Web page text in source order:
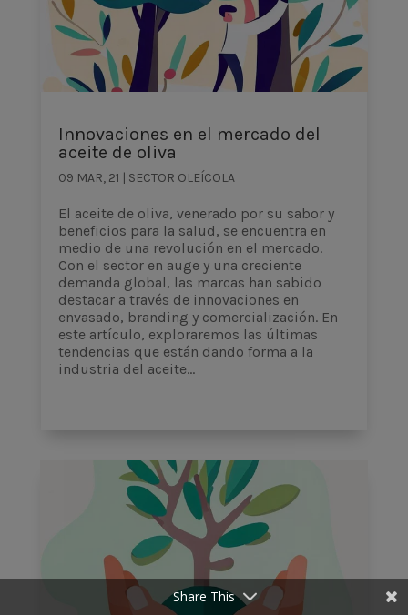
Share This
Innovaciones en el mercado del
aceite de oliva
09 MAR, 21 | SECTOR OLEÍCOLA
El aceite de oliva, venerado por su sabor y
beneficios para la salud, se encuentra en
medio de una revolución en el mercado.
Con el sector en auge y una creciente
demanda global, las marcas han sabido
destacar a través de innovaciones en
envasado, branding y comercialización. En
este artículo, exploraremos las últimas
tendencias que están dando forma a la
industria del aceite...